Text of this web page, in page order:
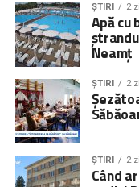
ȘTIRI 2
Apă cu
Neamț
ȘTIRI 2
ȘTIRI 2
Când